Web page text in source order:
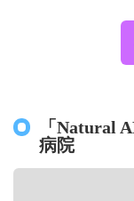
「Natural
病院